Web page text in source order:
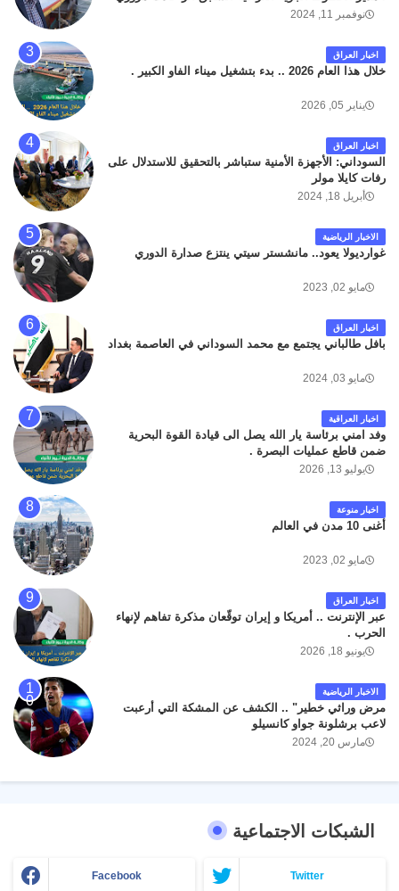
داخل مطار البصرة الدولي اليوم الاثنين على الطريق
كان سبب الحادث يعود لتصادم عجلته مع عجلة نوع كيا بنكو
تابعة لشركة الهلال الماسكة لإعمار مطار البصرة الدولي .
سائلين الله عز وجل ان يتغمد الفقيد بواسع رحمته ، و انا
نوفمبر 11, 2024
اخبار العراق
خلال هذا العام 2026 .. بدء بتشغيل ميناء الفاو الكبير .
يناير 05, 2026
اخبار العراق
السوداني: الأجهزة الأمنية ستباشر بالتحقيق للاستدلال على
رفات كايلا مولر
أبريل 18, 2024
الاخبار الرياضية
غوارديولا يعود.. مانشستر سيتي ينتزع صدارة الدوري
مايو 02, 2023
اخبار العراق
بافل طالباني يجتمع مع محمد السوداني في العاصمة بغداد
مايو 03, 2024
اخبار العراقية
وفد امني برئاسة يار الله يصل الى قيادة القوة البحرية
ضمن قاطع عمليات البصرة .
يوليو 13, 2026
اخبار منوعة
أغنى 10 مدن في العالم
مايو 02, 2023
اخبار العراق
عبر الإنترنت .. أمريكا و إيران توقّعان مذكرة تفاهم لإنهاء
الحرب .
يونيو 18, 2026
الاخبار الرياضية
مرض وراثي خطير" .. الكشف عن المشكة التي أرعبت
لاعب برشلونة جواو كانسيلو
مارس 20, 2024
الشبكات الاجتماعية
Facebook Twitter